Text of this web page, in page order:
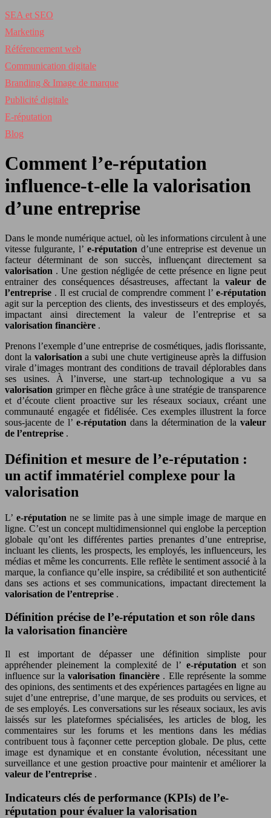
SEA et SEO
Marketing
Référencement web
Communication digitale
Branding & Image de marque
Publicité digitale
E-réputation
Blog
Comment l’e-réputation
influence-t-elle la valorisation
d’une entreprise
Dans le monde numérique actuel, où les informations circulent à une
vitesse fulgurante, l’ e-réputation d’une entreprise est devenue un
facteur déterminant de son succès, influençant directement sa
valorisation . Une gestion négligée de cette présence en ligne peut
entrainer des conséquences désastreuses, affectant la valeur de
l’entreprise . Il est crucial de comprendre comment l’e-réputation
agit sur la perception des clients, des investisseurs et des employés,
impactant ainsi directement la valeur de l’entreprise et sa
valorisation financière .
Prenons l’exemple d’une entreprise de cosmétiques, jadis florissante,
dont la valorisationa subi une chute vertigineuse après la diffusion
virale d’images montrant des conditions de travail déplorables dans
ses usines. À l’inverse, une start-up technologique a vu sa
valorisation grimper en flèche grâce à une stratégie de transparence
et d’écoute client proactive sur les réseaux sociaux, créant une
communauté engagée et fidélisée. Ces exemples illustrent la force
sous-jacente de l’ e-réputation dans la détermination de la valeur
de l’entreprise .
Définition et mesure de l’e-réputation :
un actif immatériel complexe pour la
valorisation
L’ e-réputation ne se limite pas à une simple image de marque en
ligne. C’est un concept multidimensionnel qui englobe la perception
globale qu’ont les différentes parties prenantes d’une entreprise,
incluant les clients, les prospects, les employés, les influenceurs, les
médias et même les concurrents. Elle reflète le sentiment associé à la
marque, la confiance qu’elle inspire, sa crédibilité et son authenticité
dans ses actions et ses communications, impactant directement la
valorisation de l’entreprise .
Définition précise de l’e-réputation et son rôle dans
la valorisation financière
Il est important de dépasser une définition simpliste pour
appréhender pleinement la complexité de l’ e-réputation et son
influence sur lavalorisation financière . Elle représente la somme
des opinions, des sentiments et des expériences partagées en ligne au
sujet d’une entreprise, d’une marque, de ses produits ou services, et
de ses employés. Les conversations sur les réseaux sociaux, les avis
laissés sur les plateformes spécialisées, les articles de blog, les
commentaires sur les forums et les mentions dans les médias
contribuent tous à façonner cette perception globale. De plus, cette
image est dynamique et en constante évolution, nécessitant une
surveillance et une gestion proactive pour maintenir et améliorer la
valeur de l’entreprise .
Indicateurs clés de performance (KPIs) de l’e-
réputation pour évaluer la valorisation